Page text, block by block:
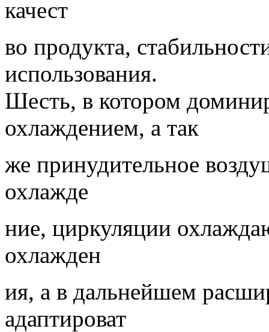
качест
во продукта,
использования.
Шесть, в котором
охлаждением, а так
же принудительное
охлажде
ние, циркуляции
охлажден
ия, а в дальнейшем
адаптироват